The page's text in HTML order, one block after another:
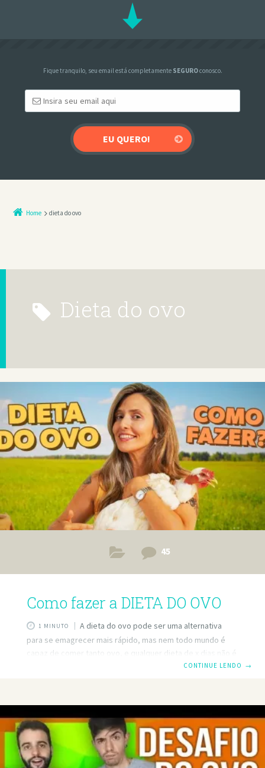
Fique tranquilo, seu email está completamente SEGUROconosco.
Home dieta do ovo
dieta do ovo
45
Como fazer a DIETA DO OVO
1 MINUTO
A dieta do ovo pode ser uma alternativa
para se emagrecer mais rápido, mas nem todo mundo é
capaz de comer tanto ovo, e qualquer dieta de x dias não é
tão legal para a saúde. Se quer ver escrito as regras e o
não errar · https://www.tuasaude.com/dieta-do-ovo/ De
qualquer forma o mais legal é adotar um estilo de vida
saudável,
CONTINUE LENDO →